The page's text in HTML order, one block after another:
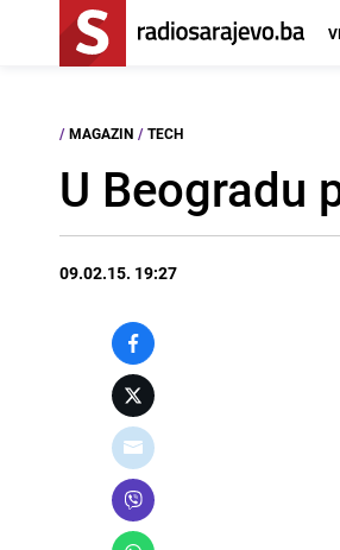
/ MAGAZIN / TECH
U Beogradu
09.02.15. 19:27